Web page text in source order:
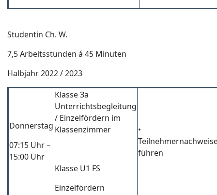
Studentin Ch. W.
7,5 Arbeitsstunden á 45 Minuten
Halbjahr 2022 / 2023
Donnerstag
07:15 Uhr –
15:00 Uhr
Klasse За
Unterrichtsbegleitung
/ Einzelfördern im
Klassenzimmer
Klasse U1 FS
Einzelfördern
•
führen